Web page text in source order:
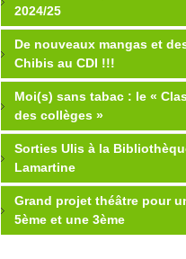
2024/25
De nouveaux mangas et
Chibis au CDI !!!
Moi(s) sans tabac : le «
des collèges »
Sorties Ulis à la
Lamartine
Grand projet théâtre pour
5ème et une 3ème